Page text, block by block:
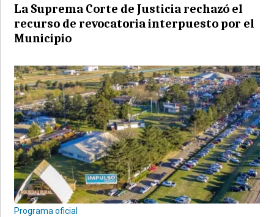
La Suprema Corte de Justicia rechazó el
recurso de revocatoria interpuesto por el
Municipio
Programa oficial